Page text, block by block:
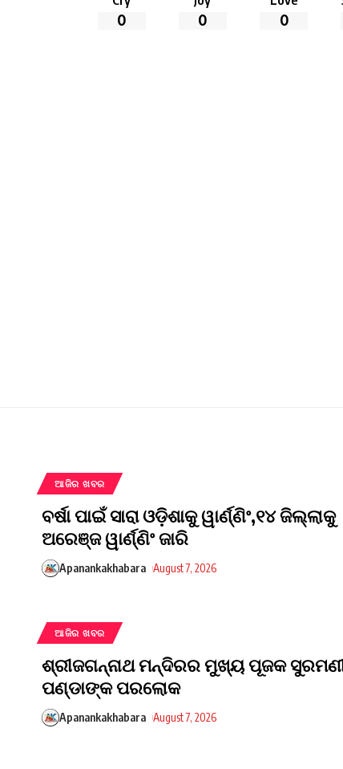
0
0
0
ଆଜିର ଖବର
ବର୍ଷା ପାଇଁ ସାରା ଓଡ଼ିଶାକୁ ୱାର୍ଣ୍ଣିଂ,୧୪ ଜିଲ୍ଲାକୁ
ଅରେଞ୍ଜ ୱାର୍ଣ୍ଣିଂ ଜାରି
Apanankakhabara August 7, 2026
ଆଜିର ଖବର
ଶ୍ରୀଜଗନ୍ନାଥ ମନ୍ଦିରର ମୁଖ୍ୟ ପୂଜକ
ପଣ୍ଡାଙ୍କ ପରଲୋକ
Apanankakhabara August 7, 2026